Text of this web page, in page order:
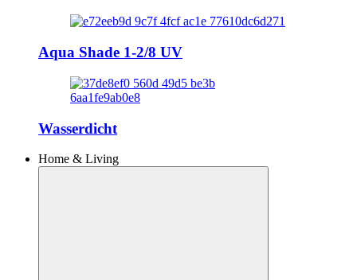
Aqua Shade 1-2/8 UV
Wasserdicht
Home & Living